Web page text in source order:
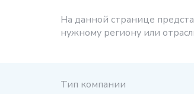
На данной странице
нужному региону или
Тип компании